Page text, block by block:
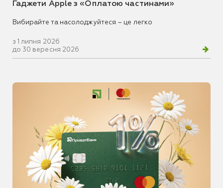
Гаджети Apple з «Оплатою частинами»
Вибирайте та насолоджуйтеся – це легко
з 1 липня 2026
до 30 вересня 2026